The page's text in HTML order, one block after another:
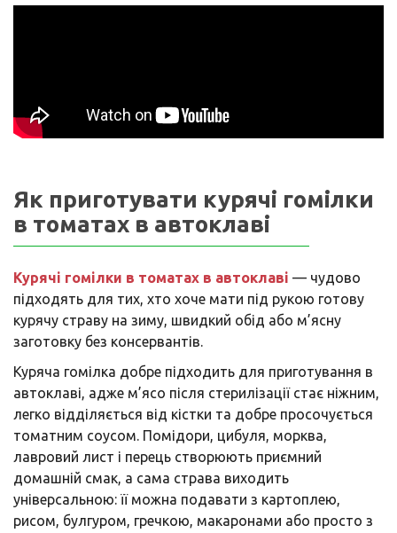
Як приготувати курячі гомілки
в томатах в автоклаві
Курячі гомілки в томатах в автоклаві — чудово
підходять для тих, хто хоче мати під рукою готову
курячу страву на зиму, швидкий обід або м’ясну
заготовку без консервантів.
Куряча гомілка добре підходить для приготування в
автоклаві, адже м’ясо після стерилізації стає ніжним,
легко відділяється від кістки та добре просочується
томатним соусом. Помідори, цибуля, морква,
лавровий лист і перець створюють приємний
домашній смак, а сама страва виходить
універсальною: її можна подавати з картоплею,
рисом, булгуром, гречкою, макаронами або просто з